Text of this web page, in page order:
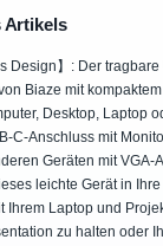
Artikels
Design】: Der
Biaze mit
Desktop, Laptop
C-Anschluss mit
Geräten mit VGA-
leichte Gerät in
Ihrem Laptop und
zu halten oder